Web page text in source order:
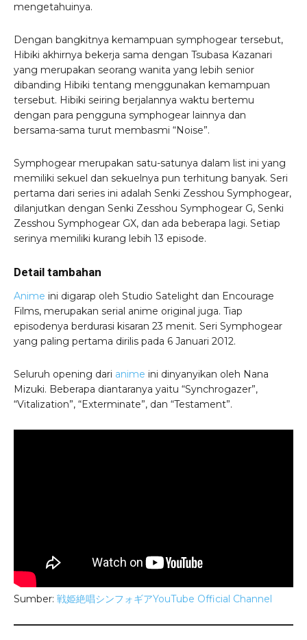
mengetahuinya.
Dengan bangkitnya kemampuan symphogear tersebut,
Hibiki akhirnya bekerja sama dengan Tsubasa Kazanari
yang merupakan seorang wanita yang lebih senior
dibanding Hibiki tentang menggunakan kemampuan
tersebut. Hibiki seiring berjalannya waktu bertemu
dengan para pengguna symphogear lainnya dan
bersama-sama turut membasmi “Noise”.
Symphogear merupakan satu-satunya dalam list ini yang
memiliki sekuel dan sekuelnya pun terhitung banyak. Seri
pertama dari series ini adalah Senki Zesshou Symphogear,
dilanjutkan dengan Senki Zesshou Symphogear G, Senki
Zesshou Symphogear GX, dan ada beberapa lagi. Setiap
serinya memiliki kurang lebih 13 episode.
Detail tambahan
Anime ini digarap oleh Studio Satelight dan Encourage
Films, merupakan serial anime original juga. Tiap
episodenya berdurasi kisaran 23 menit. Seri Symphogear
yang paling pertama dirilis pada 6 Januari 2012.
Seluruh opening dari anime ini dinyanyikan oleh Nana
Mizuki. Beberapa diantaranya yaitu “Synchrogazer”,
“Vitalization”, “Exterminate”, dan “Testament”.
Sumber: 戦姫絶唱シンフォギアYouTube Official Channel